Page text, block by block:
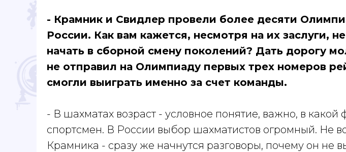
- Крамник и Свидлер провели более десяти
России. Как вам кажется, несмотря на их заслуги,
начать в сборной смену поколений? Дать дорогу
не отправил на Олимпиаду первых трех номеров
смогли выиграть именно за счет команды.
- В шахматах возраст - условное понятие, важно, в какой
спортсмен. В России выбор шахматистов огромный. Не
Крамника - сразу же начнутся разговоры, почему он не